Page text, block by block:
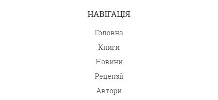
НАВІГАЦІЯ
Головна
Книги
Новини
Рецензії
Автори